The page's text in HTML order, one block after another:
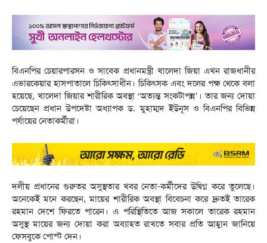
বিএনপির চেয়ারপারসন ও সাবেক প্রধানমন্ত্রী খালেদা জিয়া এখন রাজধানীর
এভারকেয়ার হাসপাতালে চিকিৎসাধীন। চিকিৎসক এবং দলের পক্ষ থেকে বলা
হয়েছে, খালেদা জিয়ার শারীরিক অবস্থা ‘অত্যন্ত সংকটাপন্ন’। তার জন্য দোয়া
চেয়েছেন প্রধান উপদেষ্টা অধ্যাপক ড. মুহাম্মদ ইউনূস ও বিএনপির বিভিন্ন
পর্যায়ের নেতাকর্মীরা।
দলীয় প্রধানের গুরুতর অসুস্থতার খবর নেতা-কর্মীদের উদ্বিগ্ন করে তুলেছে।
অনেকেই মনে করছেন, মায়ের শারীরিক অবস্থা বিবেচনা করে দ্রুতই তারেক
রহমান দেশে ফিরতে পারেন। এ পরিস্থিতিতে আজ সকালে তারেক রহমান
অসুস্থ মায়ের জন্য দোয়া করা অব্যাহত রাখতে সবার প্রতি আহ্বান জানিয়ে
ফেসবুকে পোস্ট দেন।